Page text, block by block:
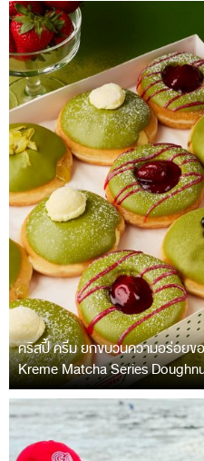
คริสปี้ ครีม ยกขบวนความอร่อยข
Kreme Matcha Series